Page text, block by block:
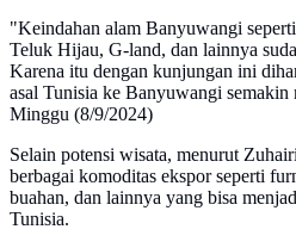
"Keindahan alam Banyuwangi
Teluk Hijau, G-land, dan lainnya
Karena itu dengan kunjungan ini
asal Tunisia ke Banyuwangi
Minggu (8/9/2024)
Selain potensi wisata, menurut
berbagai komoditas ekspor seperti
buahan, dan lainnya yang bisa
Tunisia.